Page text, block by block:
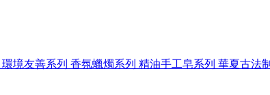
環境友善系列 香氛蠟燭系列 精油手工皂系列 華夏古法